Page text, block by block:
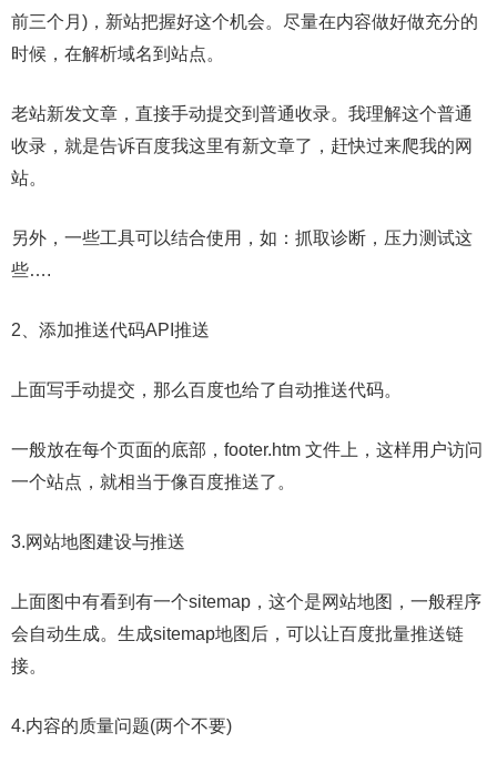
前三个月)，新站把握好这个机会。尽量在内容做好做充分的
时候，在解析域名到站点。
老站新发文章，直接手动提交到普通收录。我理解这个普通
收录，就是告诉百度我这里有新文章了，赶快过来爬我的网
站。
另外，一些工具可以结合使用，如：抓取诊断，压力测试这
些….
2、添加推送代码API推送
上面写手动提交，那么百度也给了自动推送代码。
一般放在每个页面的底部，footer.htm 文件上，这样用户访问
一个站点，就相当于像百度推送了。
3.网站地图建设与推送
上面图中有看到有一个sitemap，这个是网站地图，一般程序
会自动生成。生成sitemap地图后，可以让百度批量推送链
接。
4.内容的质量问题(两个不要)